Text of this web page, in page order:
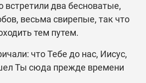
встретили два бесноватые,
весьма свирепые, так что
тем путем.
что Тебе до нас, Иисус,
Ты сюда прежде времени